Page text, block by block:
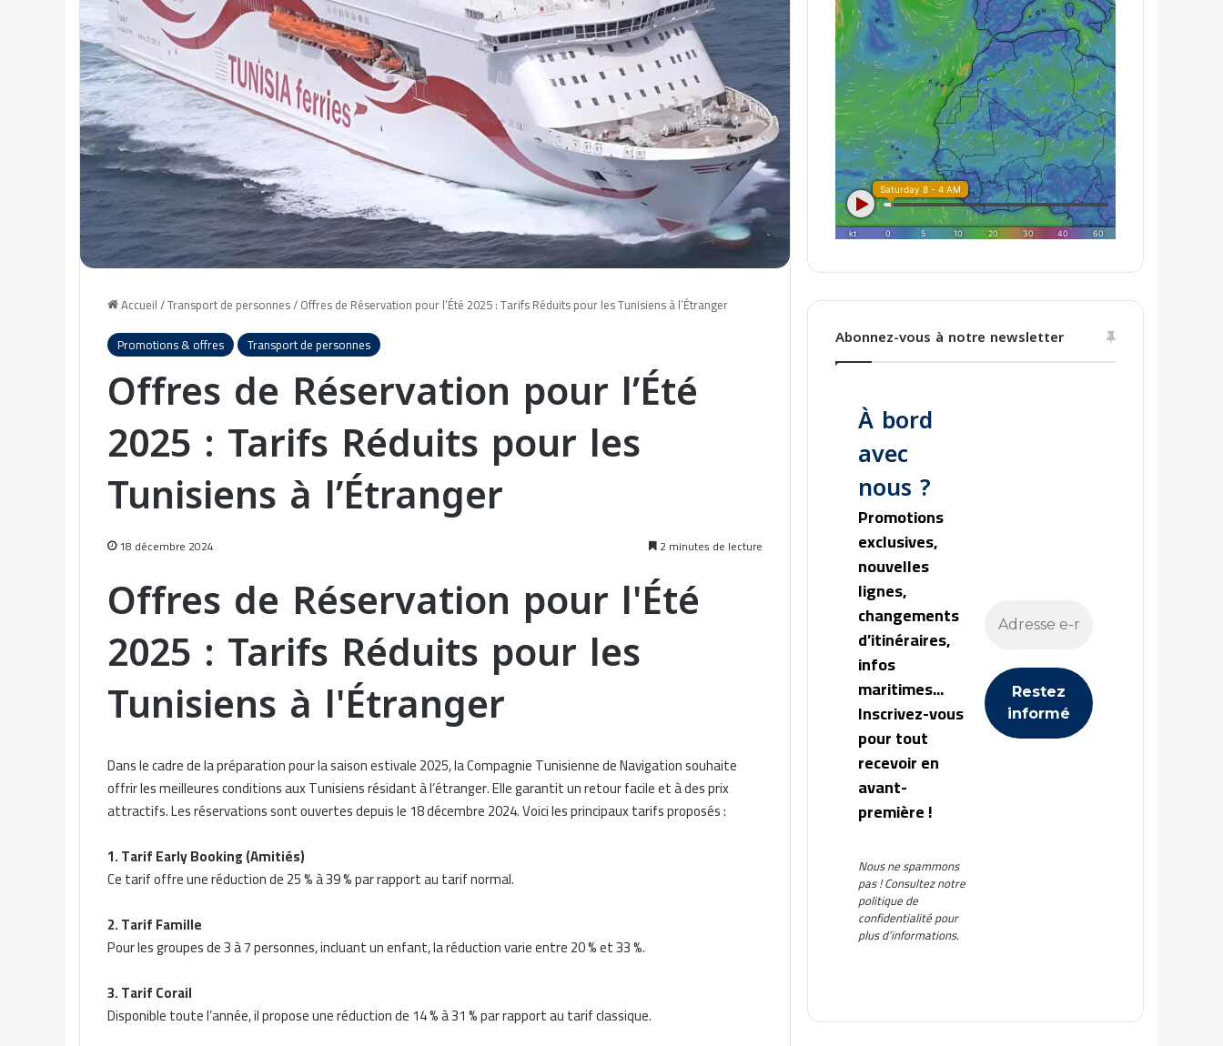
Accueil/Transport de personnes/Offres de Réservation pour l’Été 2025 : Tarifs Réduits pour les Tunisiens à l’Étranger
Promotions & offres
Transport de personnes
Offres de Réservation pour l’Été
2025 : Tarifs Réduits pour les
Tunisiens à l’Étranger
18 décembre 2024 2 minutes de lecture
Offres de Réservation pour l'Été
2025 : Tarifs Réduits pour les
Tunisiens à l'Étranger
Dans le cadre de la préparation pour la saison estivale 2025, la Compagnie Tunisienne de Navigation souhaite
offrir les meilleures conditions aux Tunisiens résidant à l’étranger. Elle garantit un retour facile et à des prix
attractifs. Les réservations sont ouvertes depuis le 18 décembre 2024. Voici les principaux tarifs proposés :
1. Tarif Early Booking (Amitiés)
Ce tarif offre une réduction de 25 % à 39 % par rapport au tarif normal.
2. Tarif Famille
Pour les groupes de 3 à 7 personnes, incluant un enfant, la réduction varie entre 20 % et 33 %.
3. Tarif Corail
Disponible toute l’année, il propose une réduction de 14 % à 31 % par rapport au tarif classique.
Abonnez-vous à notre newsletter
À bord
avec
nous ?
Promotions
exclusives,
nouvelles
lignes,
changements
d’itinéraires,
infos
maritimes...
Inscrivez-vous
pour tout
recevoir en
avant-
première !
Nous ne spammons
pas ! Consultez notre
politique de
confidentialitépour
plus d’informations.